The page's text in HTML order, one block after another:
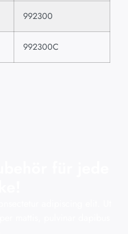
992300
992300C